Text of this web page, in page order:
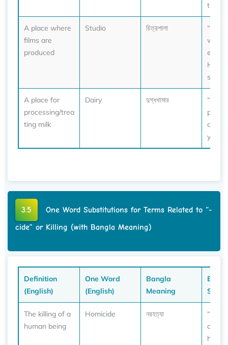
the
A place where
films are
produced
Studio চিত্রশালা
“The
was
A place for
processing/trea
ting milk
Dairy দুগ্ধখামার
“This
3.5
One Word Substitutions for Terms Related to “-
cide” or Killing (with Bangla Meaning)
Definition
(English)
One Word
(English)
Bangla
Meaning
The killing of a
human being
Homicide নরহত্যা
“He